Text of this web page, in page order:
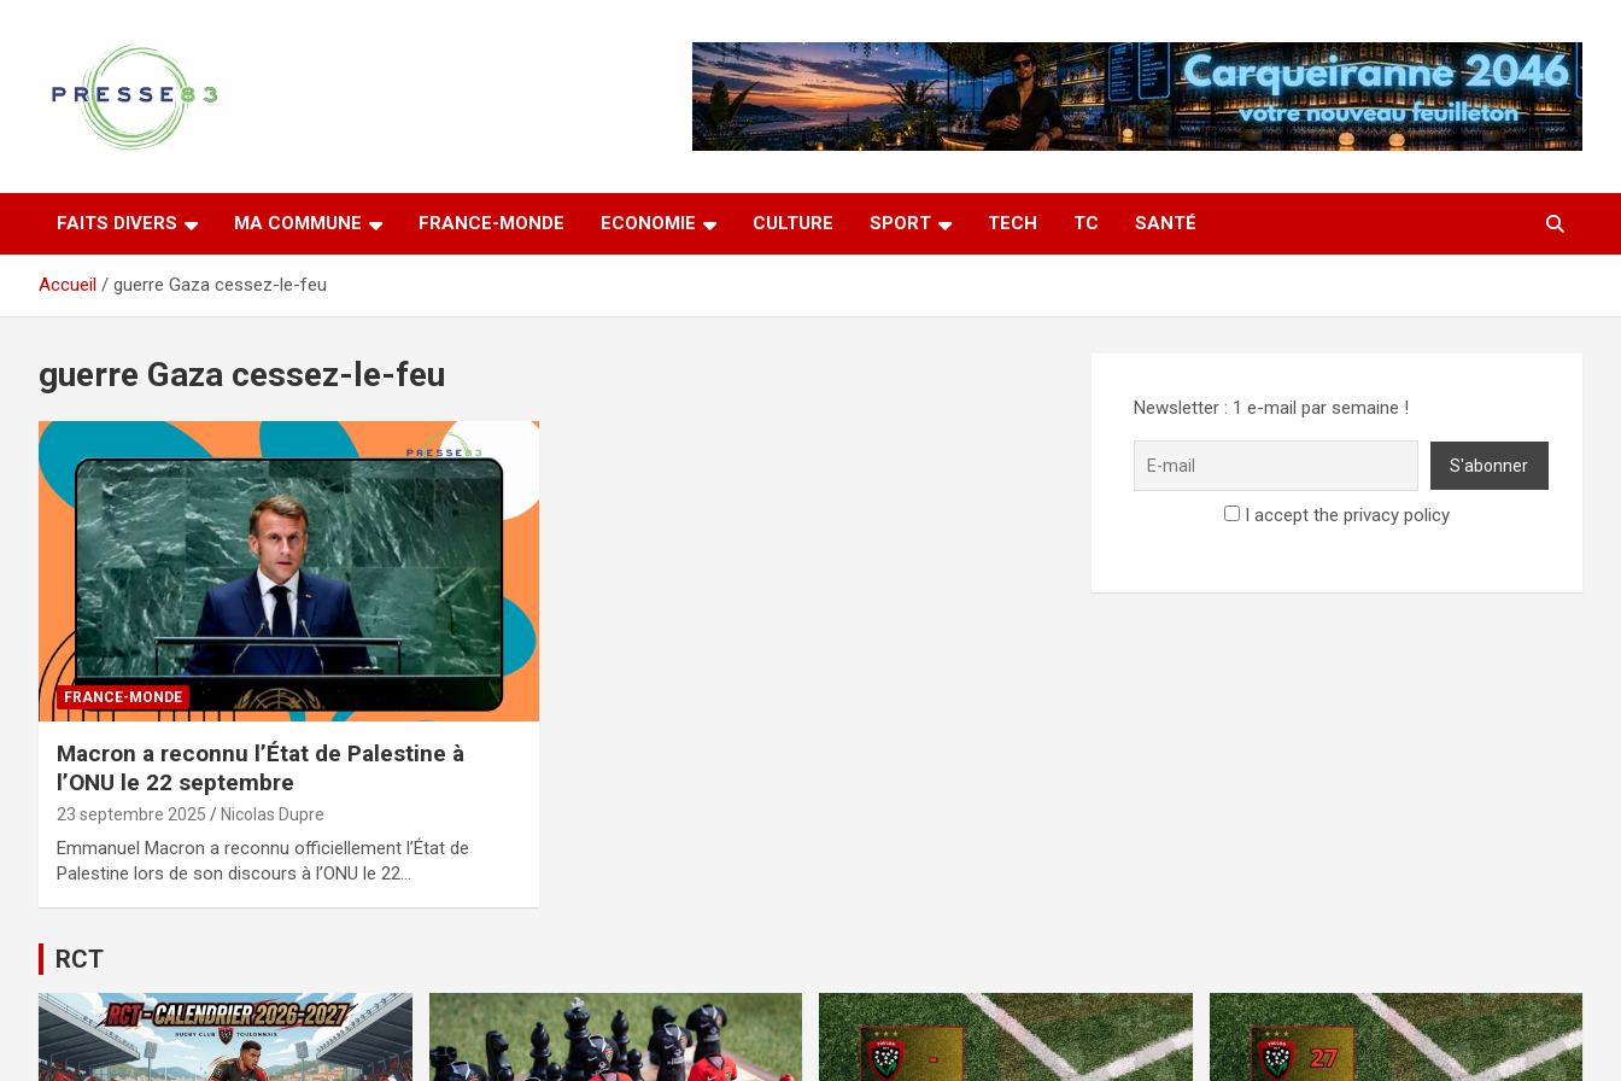
Presse 83
FAITS DIVERS MA COMMUNE FRANCE-MONDE ECONOMIE CULTURE SPORT TECH TC SANTÉ
Accueil guerre Gaza cessez-le-feu
guerre Gaza cessez-le-feu
FRANCE-MONDE
Macron a reconnu l’État de Palestine à
l’ONU le 22 septembre
23 septembre 2025 Nicolas Dupre
Emmanuel Macron a reconnu officiellement l’État de
Palestine lors de son discours à l’ONU le 22…
Newsletter : 1 e-mail par semaine !
I accept the privacy policy
RCT